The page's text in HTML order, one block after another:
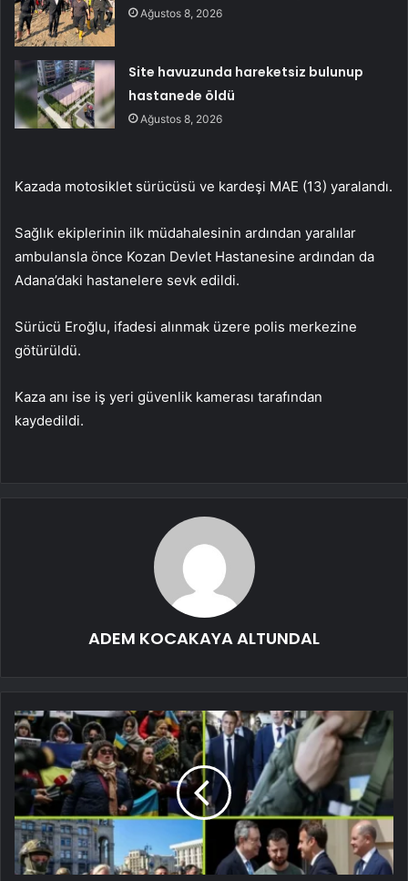
Ağustos 8, 2026
Site havuzunda hareketsiz bulunup
hastanede öldü
Ağustos 8, 2026
Kazada motosiklet sürücüsü ve kardeşi MAE (13) yaralandı.
Sağlık ekiplerinin ilk müdahalesinin ardından yaralılar
ambulansla önce Kozan Devlet Hastanesine ardından da
Adana’daki hastanelere sevk edildi.
Sürücü Eroğlu, ifadesi alınmak üzere polis merkezine
götürüldü.
Kaza anı ise iş yeri güvenlik kamerası tarafından
kaydedildi.
ADEM KOCAKAYA ALTUNDAL